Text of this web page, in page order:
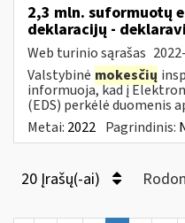
2,3 mln. suformuotų
deklaracijų -
Web turinio sąrašas
Valstybinė mokesčių
informuoja, kad į
(EDS) perkėlė duomenis
Metai: 2022 Pagrindinis:
20 Įrašų(-ai)